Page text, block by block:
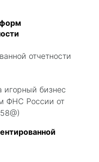
отчетности
игорный бизнес
ФНС России от